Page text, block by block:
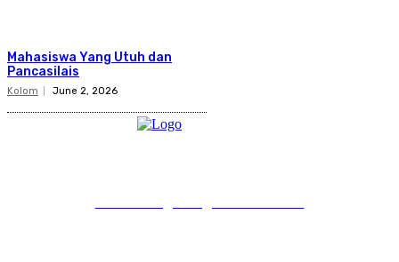
Mahasiswa Yang Utuh dan
Pancasilais
Kolom June 2, 2026